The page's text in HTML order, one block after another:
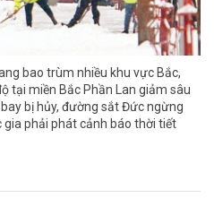
bao trùm nhiều khu vực Bắc,
tại miền Bắc Phần Lan giảm sâu
bị hủy, đường sắt Đức ngừng
gia phải phát cảnh báo thời tiết